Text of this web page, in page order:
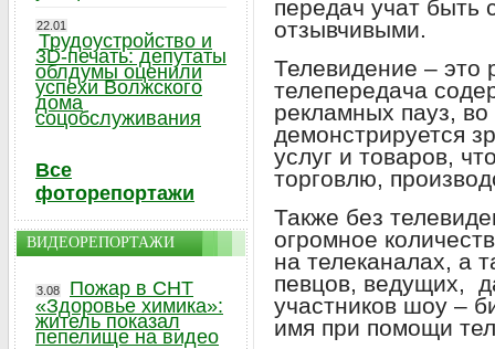
передач учат
отзывчивыми.
Телевидение – это
телепередача
рекламных пауз,
демонстрируется
услуг и товаров,
торговлю,
Также без
огромное
на телеканалах, а
певцов, ведущих,
участников шоу –
имя при помощи
22.01
Трудоустройство и
3D-печать: депутаты
облдумы оценили
успехи Волжского
дома
соцобслуживания
Все
фоторепортажи
ВИДЕОРЕПОРТАЖИ
3.08
Пожар в СНТ
«Здоровье химика»:
житель показал
пепелище на видео